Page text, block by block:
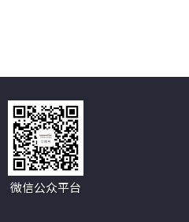
微信公众平台